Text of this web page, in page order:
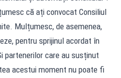
că ați convocat Consiliul
Mulțumesc, de asemenea,
pentru sprijinul acordat în
partenerilor care au susținut
acestui moment nu poate fi